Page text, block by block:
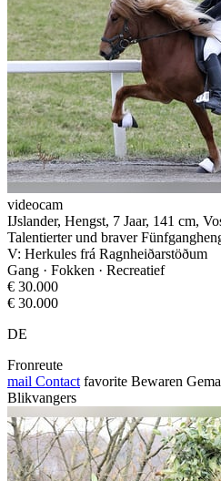
videocam
IJslander, Hengst, 7 Jaar, 141 cm,
Talentierter und braver
V: Herkules frá Ragnheiðarstöðum
Gang · Fokken · Recreatief
€ 30.000
€ 30.000
DE
Fronreute
mail Contact favorite Bewaren
Blikvangers